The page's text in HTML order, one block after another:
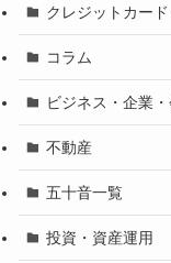
クレジットカー
コラム
ビジネス・企業
不動産
五十音一覧
投資・資産運用